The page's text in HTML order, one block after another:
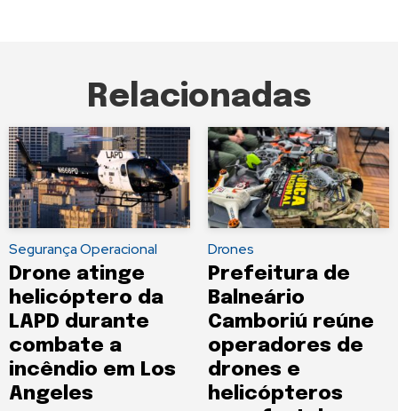
Relacionadas
Segurança Operacional
Drone atinge
helicóptero da
LAPD durante
combate a
incêndio em Los
Angeles
Drones
Prefeitura de
Balneário
Camboriú reúne
operadores de
drones e
helicópteros